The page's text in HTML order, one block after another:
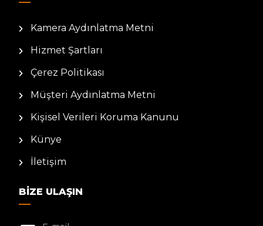
Kamera Aydınlatma Metni
Hizmet Şartları
Çerez Politikası
Müşteri Aydınlatma Metni
Kişisel Verileri Koruma Kanunu
Künye
İletişim
BIZE ULAŞIN